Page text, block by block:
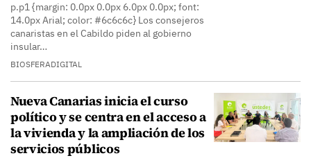
p.p1 {margin: 0.0px 0.0px 6.0px 0.0px; font:
14.0px Arial; color: #6c6c6c} Los consejeros
canaristas en el Cabildo piden al gobierno
insular…
BIOSFERADIGITAL
Nueva Canarias inicia el curso
político y se centra en el acceso a
la vivienda y la ampliación de los
servicios públicos